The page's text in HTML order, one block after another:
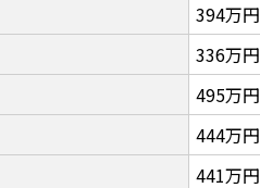
394万円
336万円
495万円
444万円
441万円